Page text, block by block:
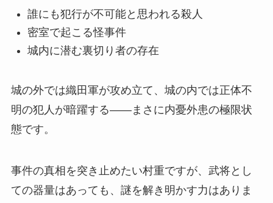
誰にも犯行が不可能と思われる殺人
密室で起こる怪事件
城内に潜む裏切り者の存在
城の外では織田軍が攻め立て、城の内では正体不
明の犯人が暗躍する——まさに内憂外患の極限状
態です。
事件の真相を突き止めたい村重ですが、武将とし
ての器量はあっても、謎を解き明かす力はありま